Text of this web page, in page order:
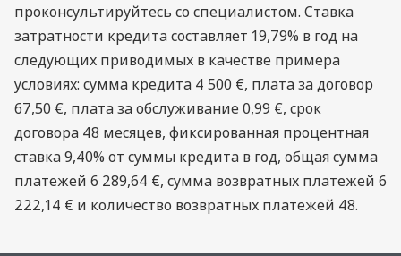
проконсультируйтесь со специалистом. Ставка
затратности кредита составляет 19,79% в год на
следующих приводимых в качестве примера
условиях: сумма кредита 4 500 €, плата за договор
67,50 €, плата за обслуживание 0,99 €, срок
договора 48 месяцев, фиксированная процентная
ставка 9,40% от суммы кредита в год, общая сумма
платежей 6 289,64 €, сумма возвратных платежей 6
222,14 € и количество возвратных платежей 48.